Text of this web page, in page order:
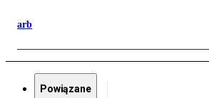
arb
Powiązane